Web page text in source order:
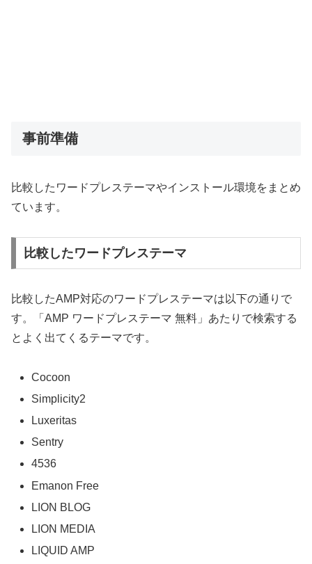
事前準備
比較したワードプレステーマやインストール環境をまとめ
ています。
比較したワードプレステーマ
比較したAMP対応のワードプレステーマは以下の通りで
す。「AMP ワードプレステーマ 無料」あたりで検索する
とよく出てくるテーマです。
Cocoon
Simplicity2
Luxeritas
Sentry
4536
Emanon Free
LION BLOG
LION MEDIA
LIQUID AMP